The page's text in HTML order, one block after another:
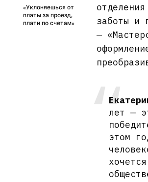
«Уклоняешься от
платы за проезд,
плати по счетам»
заботы и
—
лет —
этом